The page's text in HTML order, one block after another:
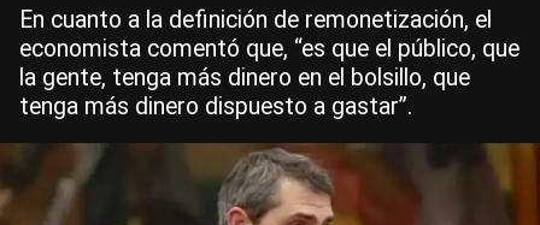
En cuanto a la definición de remonetización, el
economista comentó que, “es que el público, que
la gente, tenga más dinero en el bolsillo, que
tenga más dinero dispuesto a gastar”.